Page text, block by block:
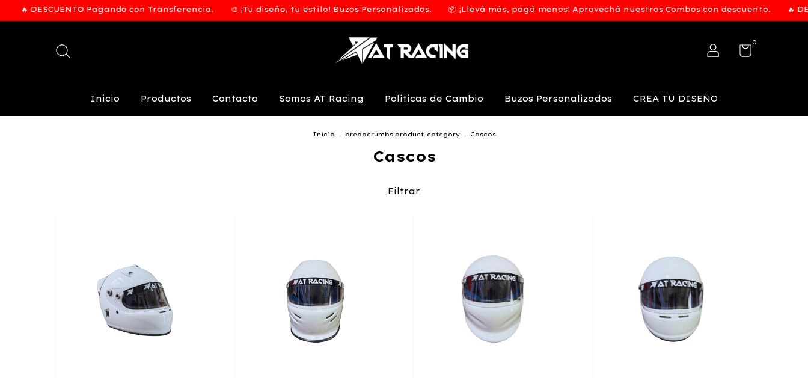
🔥 DESCUENTO Pagando con Transferencia. 🎨 ¡Tu diseño, tu estilo! Buzos Personalizados. 📦 ¡Llevá más, pagá menos! Aprovechá nuestros Combos con descuento. 🔥
0
Inicio Productos Contacto Somos AT Racing Políticas de Cambio Buzos Personalizados CREA TU DISEÑO
Inicio . breadcrumbs.product-category . Cascos
Cascos
Filtrar